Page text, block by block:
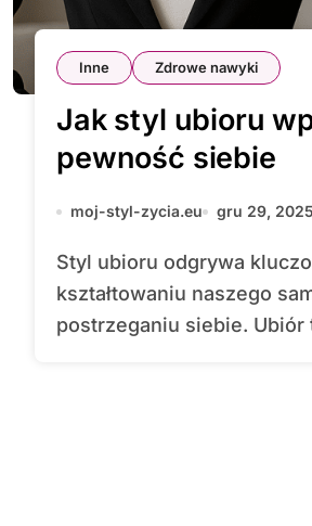
Inne Zdrowe nawyki
Jak styl ubioru
pewność siebie
moj-styl-zycia.eu gru 29, 2025
Styl ubioru odgrywa kluczową rolę w
kształtowaniu naszego
postrzeganiu siebie. Ubiór